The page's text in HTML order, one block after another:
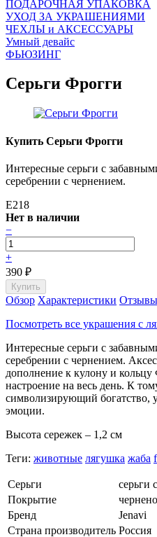
ПОДАРОЧНАЯ УПАКОВКА
УХОД ЗА УКРАШЕНИЯМИ
ЧEХЛЫ и АКСЕССУАРЫ
Умный девайс
ФЬЮЗИНГ
Серьги Фрогги
Купить Серьги Фрогги
Интересные серьги с
серебрении с чернением.
E218
Нет в наличии
−
+
390 ₽
Обзор Характеристики
Посмотреть все украшения с
Интересные серьги с
серебрении с чернением.
дополнение к кулону и
настроение на весь день. К
символизирующий богатство,
эмоции.
Высота сережек – 1,2 см
Теги: животные лягушка жаба
Серьги
серьги
Покрытие
Бренд
Jenavi
Страна производитель Россия